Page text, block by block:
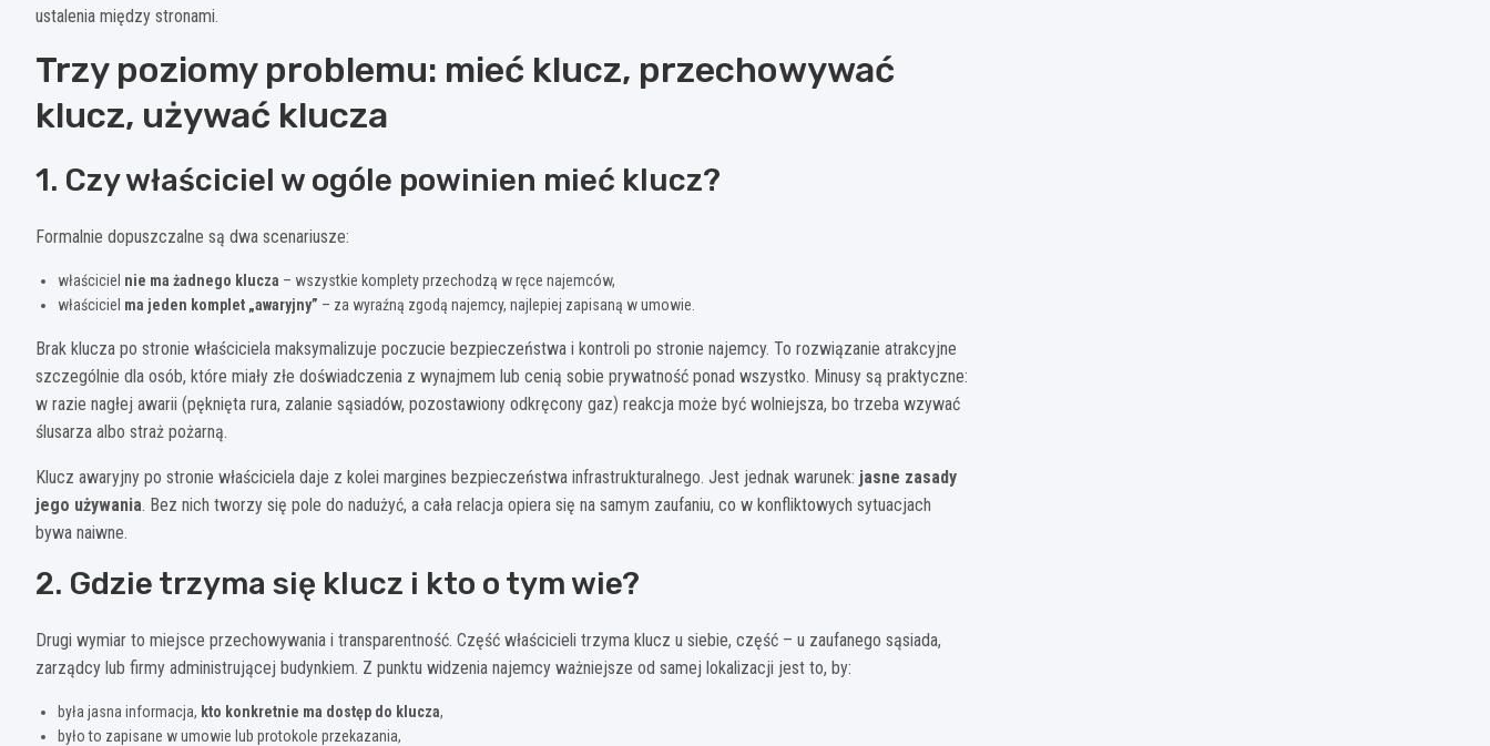
ustalenia między stronami.
Trzy poziomy problemu: mieć klucz, przechowywać
klucz, używać klucza
1. Czy właściciel w ogóle powinien mieć klucz?
Formalnie dopuszczalne są dwa scenariusze:
właściciel nie ma żadnego klucza – wszystkie komplety przechodzą w ręce najemców,
właściciel ma jeden komplet „awaryjny” – za wyraźną zgodą najemcy, najlepiej zapisaną w umowie.
Brak klucza po stronie właściciela maksymalizuje poczucie bezpieczeństwa i kontroli po stronie najemcy. To rozwiązanie atrakcyjne
szczególnie dla osób, które miały złe doświadczenia z wynajmem lub cenią sobie prywatność ponad wszystko. Minusy są praktyczne:
w razie nagłej awarii (pęknięta rura, zalanie sąsiadów, pozostawiony odkręcony gaz) reakcja może być wolniejsza, bo trzeba wzywać
ślusarza albo straż pożarną.
Klucz awaryjny po stronie właściciela daje z kolei margines bezpieczeństwa infrastrukturalnego. Jest jednak warunek: jasne zasady
jego używania. Bez nich tworzy się pole do nadużyć, a cała relacja opiera się na samym zaufaniu, co w konfliktowych sytuacjach
bywa naiwne.
2. Gdzie trzyma się klucz i kto o tym wie?
Drugi wymiar to miejsce przechowywania i transparentność. Część właścicieli trzyma klucz u siebie, część – u zaufanego sąsiada,
zarządcy lub firmy administrującej budynkiem. Z punktu widzenia najemcy ważniejsze od samej lokalizacji jest to, by:
była jasna informacja, kto konkretnie ma dostęp do klucza,
było to zapisane w umowie lub protokole przekazania,